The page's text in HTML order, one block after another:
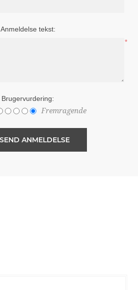
Anmeldelse tekst:
*
Brugervurdering:
Fremragende